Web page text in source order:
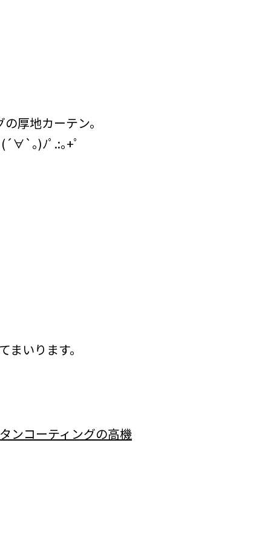
厚地カーテン。
｡)ﾉﾟ.:｡+ﾟ
いります。
ンコーティングの高機